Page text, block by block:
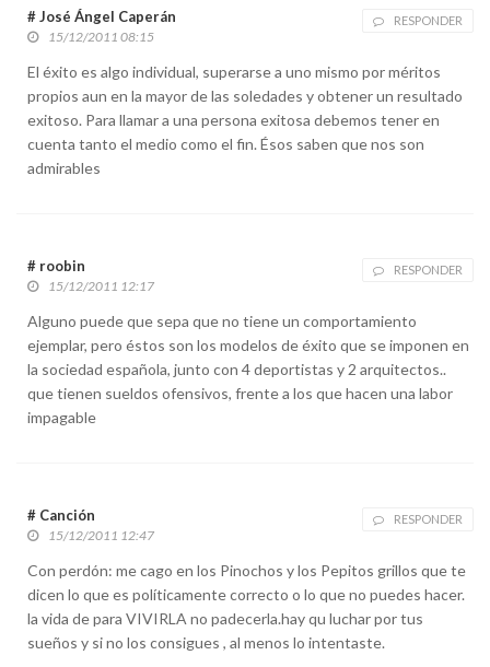
# José Ángel Caperán RESPONDER
15/12/2011 08:15
El éxito es algo individual, superarse a uno mismo por méritos
propios aun en la mayor de las soledades y obtener un resultado
exitoso. Para llamar a una persona exitosa debemos tener en
cuenta tanto el medio como el fin. Ésos saben que nos son
admirables
# roobin RESPONDER
15/12/2011 12:17
Alguno puede que sepa que no tiene un comportamiento
ejemplar, pero éstos son los modelos de éxito que se imponen en
la sociedad española, junto con 4 deportistas y 2 arquitectos..
que tienen sueldos ofensivos, frente a los que hacen una labor
impagable
# Canción RESPONDER
15/12/2011 12:47
Con perdón: me cago en los Pinochos y los Pepitos grillos que te
dicen lo que es políticamente correcto o lo que no puedes hacer.
la vida de para VIVIRLA no padecerla.hay qu luchar por tus
sueños y si no los consigues , al menos lo intentaste.